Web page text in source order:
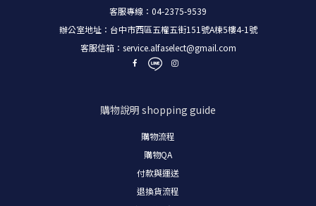
客服專線：04-2375-9539
辦公室地址：台中市西區五權五街151號A棟5樓4-1號
客服信箱： service.alfaselect@gmail.com
購物說明 shopping guide
購物流程
購物QA
付款與運送
退換貨流程